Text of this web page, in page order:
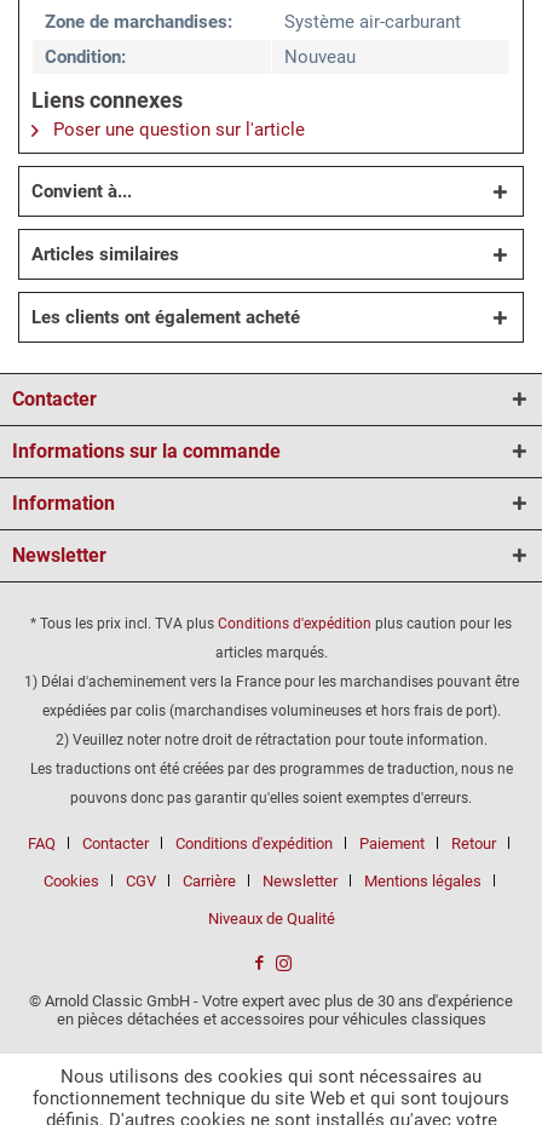
Zone de marchandises:
Système air-carburant
Condition:
Nouveau
Liens connexes
Poser une question sur l'article
Convient à...
Articles similaires
Les clients ont également acheté
Contacter
Informations sur la commande
Information
Newsletter
* Tous les prix incl. TVA plus Conditions d'expédition plus caution pour les
articles marqués.
1) Délai d'acheminement vers la France pour les marchandises pouvant être
expédiées par colis (marchandises volumineuses et hors frais de port).
2) Veuillez noter notre droit de rétractation pour toute information.
Les traductions ont été créées par des programmes de traduction, nous ne
pouvons donc pas garantir qu'elles soient exemptes d'erreurs.
FAQ Contacter Conditions d'expédition Paiement Retour
Cookies CGV Carrière Newsletter Mentions légales
Niveaux de Qualité
© Arnold Classic GmbH - Votre expert avec plus de 30 ans d'expérience
en pièces détachées et accessoires pour véhicules classiques
Nous utilisons des cookies qui sont nécessaires au
fonctionnement technique du site Web et qui sont toujours
définis. D'autres cookies ne sont installés qu'avec votre